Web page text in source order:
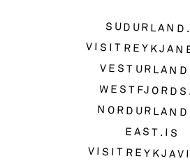
EAST.IS